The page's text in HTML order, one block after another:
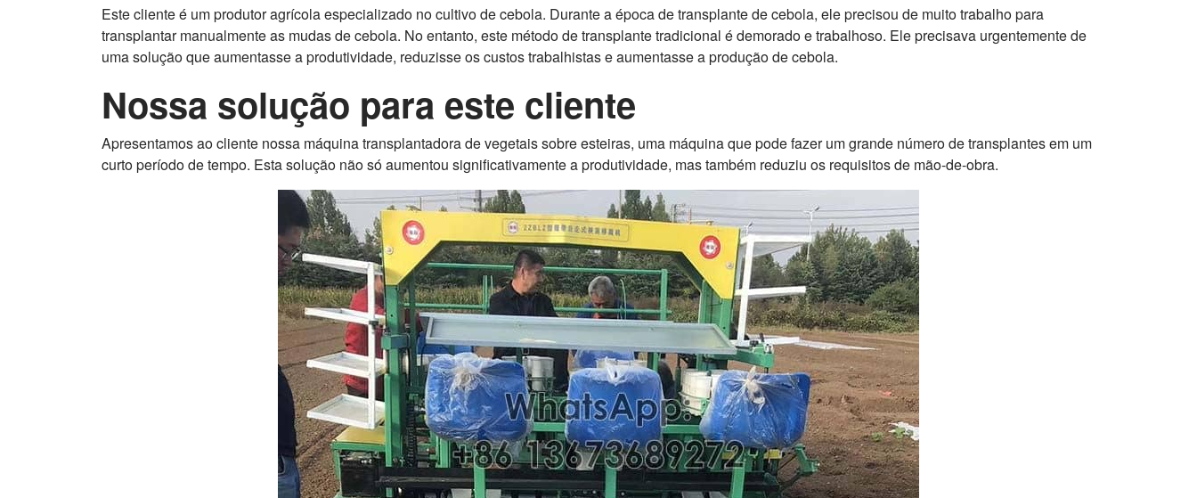
Este cliente é um produtor agrícola especializado no cultivo de cebola. Durante a época de transplante de cebola, ele precisou de muito trabalho para
transplantar manualmente as mudas de cebola. No entanto, este método de transplante tradicional é demorado e trabalhoso. Ele precisava urgentemente de
uma solução que aumentasse a produtividade, reduzisse os custos trabalhistas e aumentasse a produção de cebola.
Nossa solução para este cliente
Apresentamos ao cliente nossa máquina transplantadora de vegetais sobre esteiras, uma máquina que pode fazer um grande número de transplantes em um
curto período de tempo. Esta solução não só aumentou significativamente a produtividade, mas também reduziu os requisitos de mão-de-obra.